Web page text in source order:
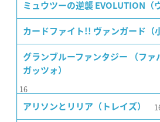
ミュウツーの逆襲 EVOLUTION（
カードファイト!! ヴァンガード（
グランブルーファンタジー （ファ
ガッツォ）
16
アリソンとリリア（トレイズ）